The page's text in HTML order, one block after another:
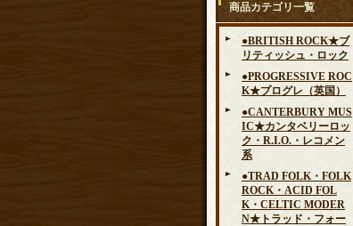
商品カテゴリ一覧
●BRITISH ROCK★ブ
リティッシュ・ロック
●PROGRESSIVE ROC
K★プログレ（英国）
●CANTERBURY MUS
IC★カンタベリーロッ
ク・R.I.O.・レコメン
系
●TRAD FOLK・FOLK
ROCK・ACID FOL
K・CELTIC MODER
N★トラッド・フォー